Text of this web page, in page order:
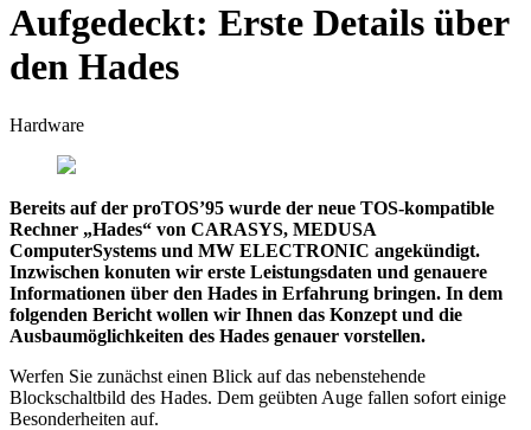
Aufgedeckt: Erste Details über
den Hades
Hardware
Bereits auf der proTOS’95 wurde der neue TOS-kompatible
Rechner „Hades“ von CARASYS, MEDUSA
ComputerSystems und MW ELECTRONIC angekündigt.
Inzwischen konuten wir erste Leistungsdaten und genauere
Informationen über den Hades in Erfahrung bringen. In dem
folgenden Bericht wollen wir Ihnen das Konzept und die
Ausbaumöglichkeiten des Hades genauer vorstellen.
Werfen Sie zunächst einen Blick auf das nebenstehende
Blockschaltbild des Hades. Dem geübten Auge fallen sofort einige
Besonderheiten auf.